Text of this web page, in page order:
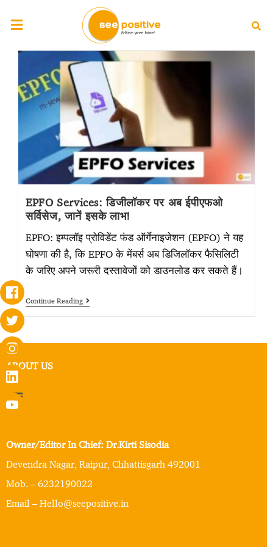
EPFO Services: डिजीलॉकर पर अब ईपीएफओ
सर्विसेज, जानें इसके लाभ!
EPFO: इम्पलॉइ प्रोविडेंट फंड ऑर्गेनाइजेशन (EPFO) ने यह
घोषणा की है, कि EPFO के मेंबर्स अब डिजिलॉकर फैसिलिटी
के जरिए अपने जरूरी दस्तावेजों को डाउनलोड कर सकते हैं।
Continue Reading
ABOUT US
Owner/Editor In Chief: Dr.Kirti Sisodia
Devendra Nagar, Raipur, Chhattisgarh 492001
Mob. – 6232190022
Email – Hello@seepositive.in